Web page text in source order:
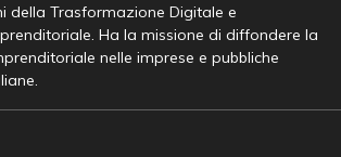
della Trasformazione Digitale e
Ha la missione di diffondere la
nelle imprese e pubbliche